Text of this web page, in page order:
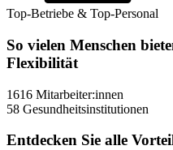
Top-Betriebe & Top-Personal
So vielen Menschen
Flexibilität
1616 Mitarbeiter:innen
58 Gesundheitsinstitutionen
Entdecken Sie alle